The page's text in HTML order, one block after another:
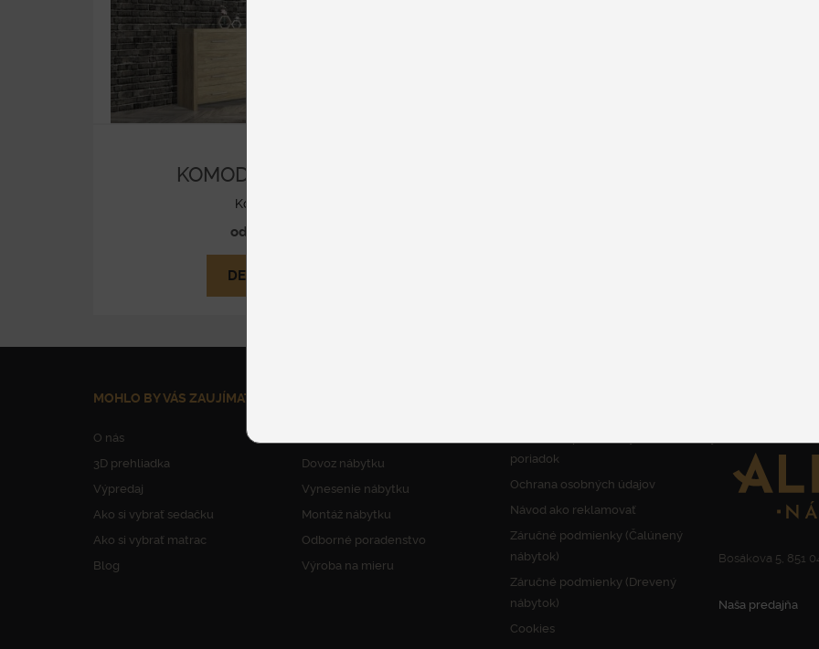
KOMODA E 90/4Z
Komody
od 677 €
DETAIL
MOHLO BY VÁS ZAUJÍMAŤ
O nás
3D prehliadka
Výpredaj
Ako si vybrať sedačku
Ako si vybrať matrac
Blog
Dovoz nábytku
Vynesenie nábytku
Montáž nábytku
Odborné poradenstvo
Výroba na mieru
poriadok
Ochrana osobných údajov
Návod ako reklamovať
Záručné podmienky (Čalúnený
nábytok)
Záručné podmienky (Drevený
nábytok)
Cookies
Bosákova 5, 851
Naša predajňa